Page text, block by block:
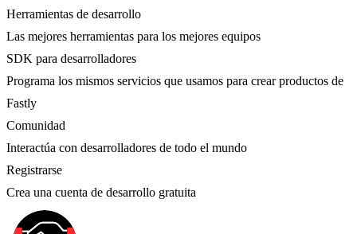
Herramientas de desarrollo
Las mejores herramientas para los mejores equipos
SDK para desarrolladores
Programa los mismos servicios que usamos para crear productos de
Fastly
Comunidad
Interactúa con desarrolladores de todo el mundo
Registrarse
Crea una cuenta de desarrollo gratuita